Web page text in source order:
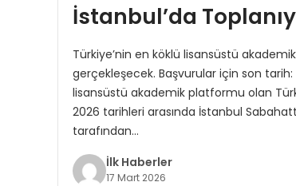
İstanbul’da
Türkiye’nin en köklü lisansüstü
gerçekleşecek. Başvurular için son tarih:
lisansüstü akademik platformu olan
2026 tarihleri arasında İstanbul
tarafından…
İlk Haberler
17 Mart 2026